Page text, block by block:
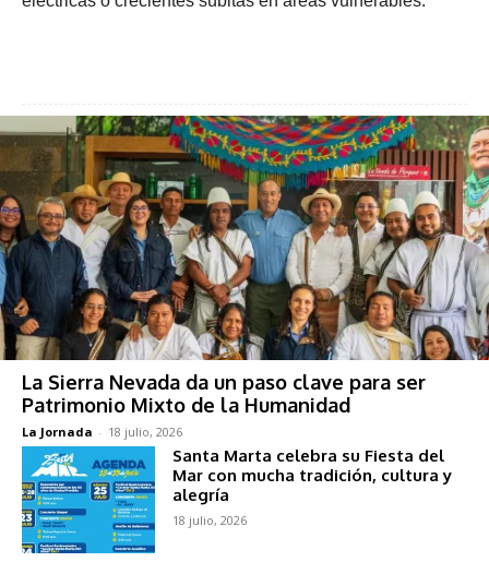
La Sierra Nevada da un paso clave para ser
Patrimonio Mixto de la Humanidad
La Jornada - 18 julio, 2026
Santa Marta celebra su Fiesta del
Mar con mucha tradición, cultura y
alegría
18 julio, 2026